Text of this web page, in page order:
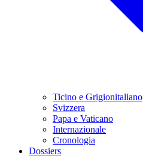
Ticino e Grigionitaliano
Svizzera
Papa e Vaticano
Internazionale
Cronologia
Dossiers